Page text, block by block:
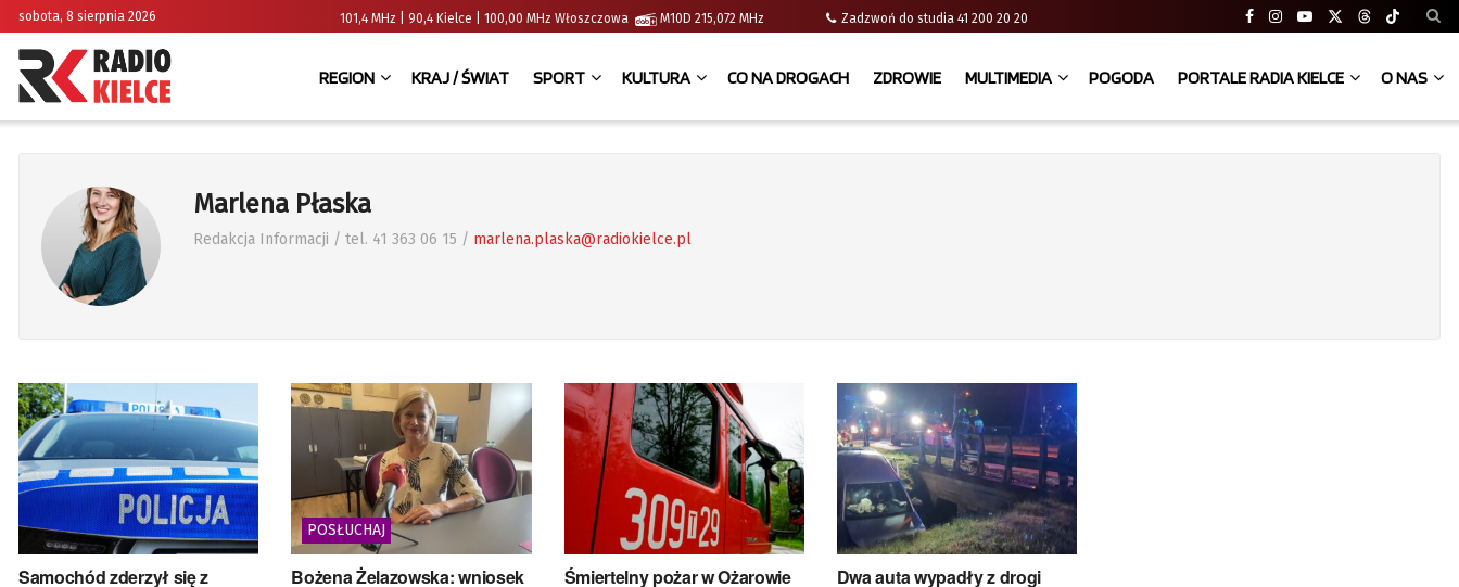
sobota, 8 sierpnia 2026 101,4 MHz | 90,4 Kielce | 100,00 MHz Włoszczowa M10D 215,072 MHz Zadzwoń do studia 41 200 20 20
REGION KRAJ / ŚWIAT SPORT KULTURA CO NA DROGACH ZDROWIE MULTIMEDIA POGODA PORTALE RADIA KIELCE O NAS
Marlena Płaska
Redakcja Informacji / tel. 41 363 06 15 / marlena.plaska@radiokielce.pl
Samochód zderzył się z
POSŁUCHAJ
Bożena Żelazowska: wniosek
Śmiertelny pożar w Ożarowie Dwa auta wypadły z drogi